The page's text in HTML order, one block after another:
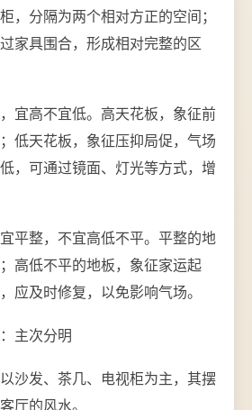
，分隔为两个相对方正的空间；
家具围合，形成相对完整的区
宜高不宜低。高天花板，象征前
低天花板，象征压抑局促，气场
，可通过镜面、灯光等方式，增
平整，不宜高低不平。平整的地
高低不平的地板，象征家运起
应及时修复，以免影响气场。
主次分明
沙发、茶几、电视柜为主，其摆
厅的风水。